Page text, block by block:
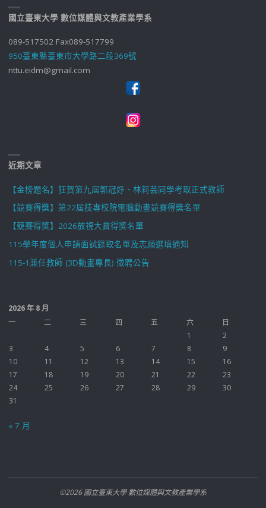
國立臺東大學 數位媒體與文教產業學系
089-517502 Fax089-517799
950臺東縣臺東市大學路二段369號
nttu.eidm@gmail.com
近期文章
【金榜題名】狂賀第九屆郭冠妤、林莉芸同學考取正式教師
【競賽得獎】第22屆技專校院電腦動畫競賽得獎名單
【競賽得獎】2026放視大賞得獎名單
115學年度個人申請面試錄取名單及志願選填通知
115-1兼任教師 (3D動畫專長) 徵聘公告
2026 年 8 月
一
二 三 四 五 六
日
1
2
3
4 5 6 7 8
9
10
11 12 13 14 15
16
17
18 19 20 21 22
23
24
25 26 27 28 29
30
31
« 7 月
©2026 國立臺東大學 數位媒體與文教產業學系